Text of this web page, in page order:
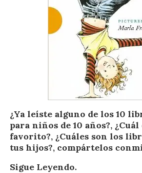
¿Ya leíste alguno de los 10
para niños de 10 años?, ¿Cuál
favorito?, ¿Cuáles son los
tus hijos?, compártelos
Sigue Leyendo.